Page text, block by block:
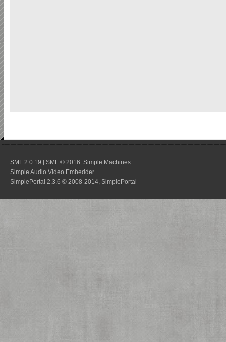
SMF 2.0.19 | SMF © 2016 Simple Machines
Simple Audio Video Embedder
SimplePortal 2.3.6 © 2008-2014, SimplePortal